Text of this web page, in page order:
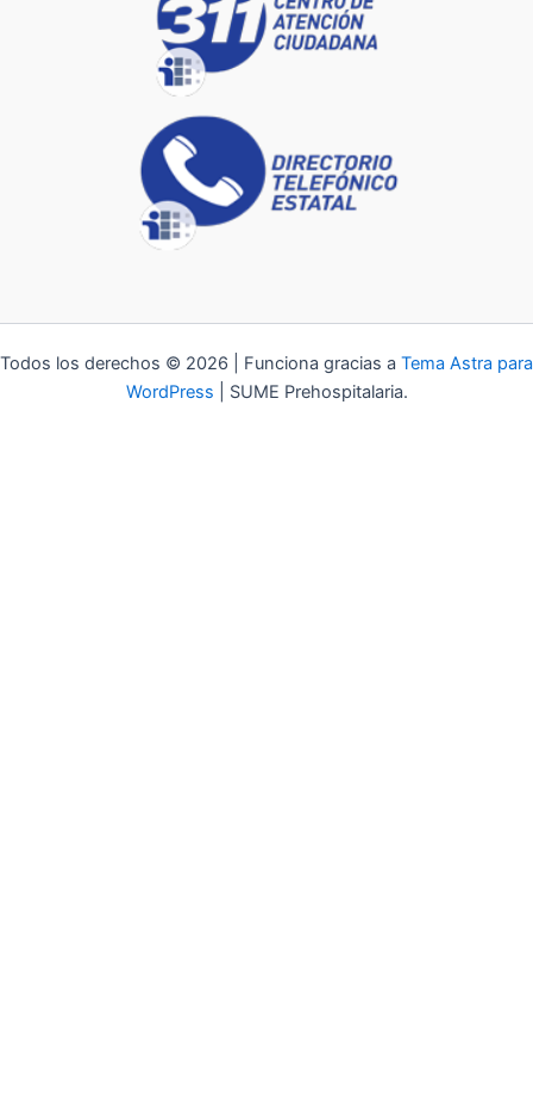
Todos los derechos © 2026 | Funciona gracias a Tema Astra para
WordPress | SUME Prehospitalaria.